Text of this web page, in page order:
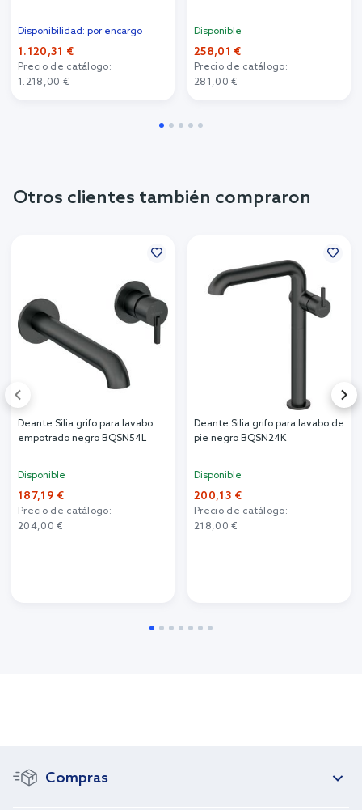
Disponibilidad: por encargo
1.120,31 €
Precio de catálogo:
1.218,00 €
Disponible
258,01 €
Precio de catálogo:
281,00 €
Otros clientes también compraron
Deante Silia grifo para lavabo
empotrado negro BQSN54L
Disponible
187,19 €
Precio de catálogo:
204,00 €
Deante Silia grifo para lavabo de
pie negro BQSN24K
Disponible
200,13 €
Precio de catálogo:
218,00 €
Compras